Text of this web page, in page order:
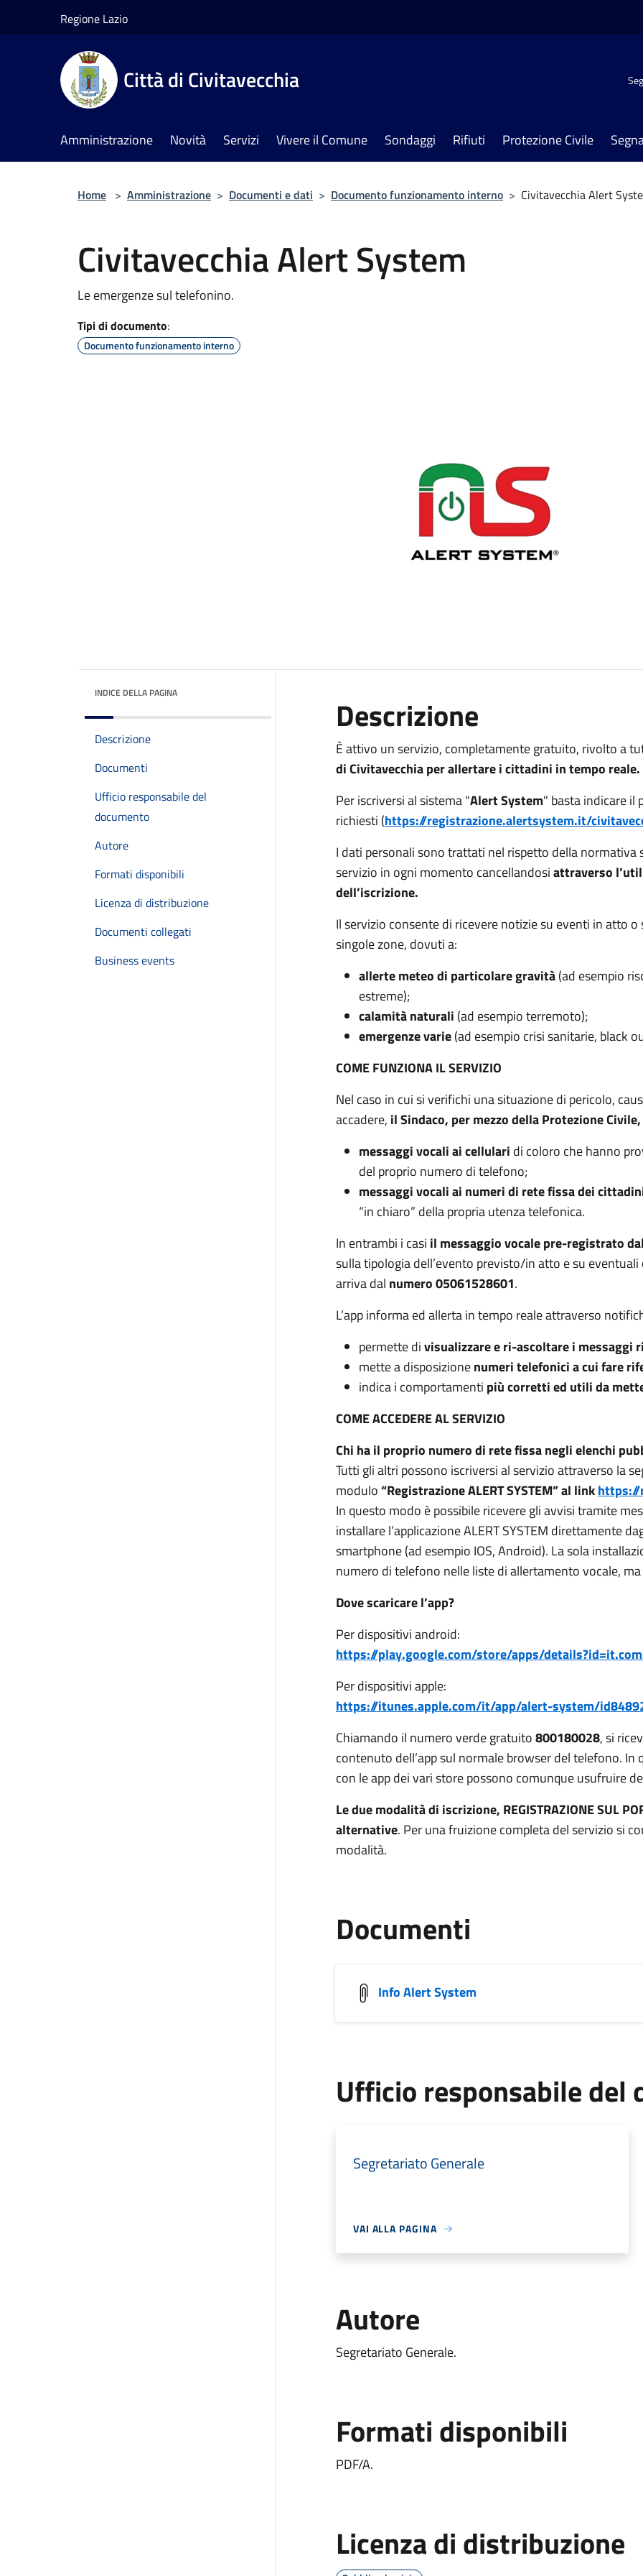
Regione Lazio
Città di Civitavecchia
Amministrazione Novità Servizi Vivere il Comune Sondaggi Rifiuti Protezione Civile
Home > Amministrazione > Documenti e dati > Documento funzionamento interno > Civitavecchia Alert
Civitavecchia Alert System
Le emergenze sul telefonino.
Tipi di documento:
Documento funzionamento interno
INDICE DELLA PAGINA
Descrizione
Documenti
Ufficio responsabile del
documento
Autore
Formati disponibili
Licenza di distribuzione
Documenti collegati
Business events
Descrizione
È attivo un servizio, completamente gratuito, rivolto a
di Civitavecchia per allertare i cittadini in tempo reale.
Per iscriversi al sistema "Alert System" basta indicare il
richiesti (https://registrazione.alertsystem.it/
I dati personali sono trattati nel rispetto della normativa
servizio in ogni momento cancellandosiattraverso
dell’iscrizione.
Il servizio consente di ricevere notizie su eventi in atto
singole zone, dovuti a:
allerte meteo di particolare gravità(ad esempio
estreme);
calamità naturali (ad esempio terremoto);
emergenze varie(ad esempio crisi sanitarie, black
COME FUNZIONA IL SERVIZIO
Nel caso in cui si verifichi una situazione di pericolo,
accadere, il Sindaco, per mezzo della Protezione Civile,
messaggi vocali ai cellulari di coloro che hanno
del proprio numero di telefono;
messaggi vocali ai numeri di rete fissa dei
“in chiaro” della propria utenza telefonica.
In entrambi i casi il messaggio vocale pre-registrato
sulla tipologia dell’evento previsto/in atto e su
arriva dal numero 05061528601.
L’app informa ed allerta in tempo reale attraverso
permette divisualizzare e ri-ascoltare i messaggi
mette a disposizionenumeri telefonici a cui fare
indica i comportamenti più corretti ed utili da
COME ACCEDERE AL SERVIZIO
Chi ha il proprio numero di rete fissa negli elenchi
Tutti gli altri possono iscriversi al servizio attraverso la
modulo“Registrazione ALERT SYSTEM” al linkhttps://
In questo modo è possibile ricevere gli avvisi tramite
installare l’applicazione ALERT SYSTEM direttamente
smartphone (ad esempio IOS, Android). La sola
numero di telefono nelle liste di allertamento vocale,
Dove scaricare l’app?
Per dispositivi android:
https://play.google.com/store/apps/
Per dispositivi apple:
https://itunes.apple.com/it/app/alert-system/
Chiamando il numero verde gratuito800180028, si
contenuto dell’app sul normale browser del telefono.
con le app dei vari store possono comunque usufruire
Le due modalità di iscrizione, REGISTRAZIONE SUL
alternative. Per una fruizione completa del servizio si
modalità.
Documenti
Info Alert System
Ufficio responsabile del
Segretariato Generale
VAI ALLA PAGINA
Autore
Segretariato Generale.
Formati disponibili
PDF/A.
Licenza di distribuzione